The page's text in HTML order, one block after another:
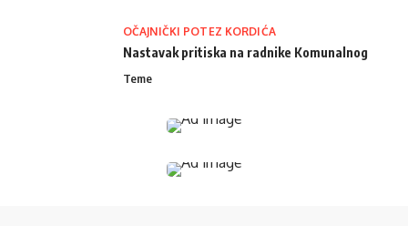
OČAJNIČKI POTEZ KORDIĆA
Nastavak pritiska na radnike Komunalnog
Teme